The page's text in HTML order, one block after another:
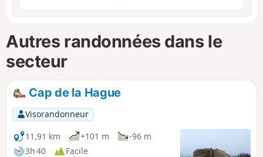
Autres randonnées dans le
secteur
Cap de la Hague
Visorandonneur
11,91 km
+101 m
-96 m
3h 40
Facile